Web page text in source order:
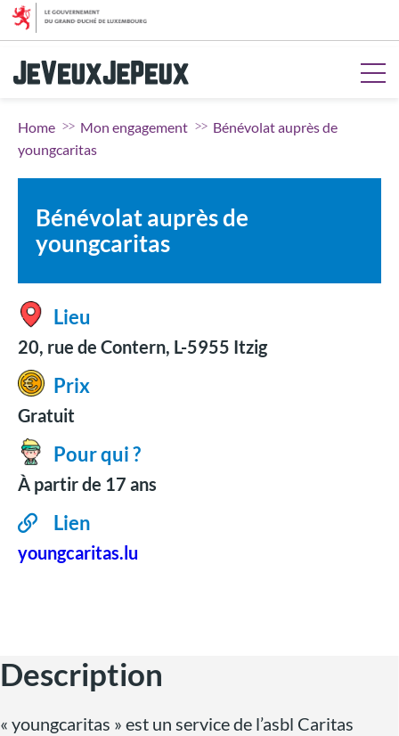
Aller au menu
Aller à la recherche
Home Mon engagement
Bénévolat auprès de
youngcaritas
Bénévolat auprès de
youngcaritas
Lieu
20, rue de Contern, L-5955 Itzig
Prix
Gratuit
Pour qui ?
À partir de 17 ans
Lien
youngcaritas.lu
Description
« youngcaritas » est un service de l’asbl Caritas